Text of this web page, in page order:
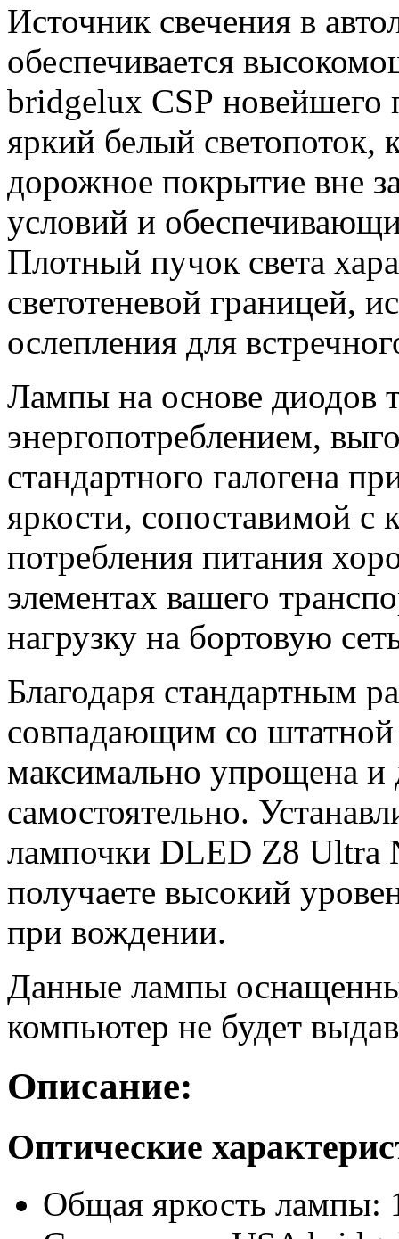
Источник свечения в
обеспечивается
bridgelux CSP
яркий белый
дорожное покрытие вне
условий и
Плотный пучок света
светотеневой границей,
ослепления для
Лампы на основе диодов
энергопотреблением,
стандартного галогена
яркости, сопоставимой
потребления питания
элементах вашего
нагрузку на бортовую
Благодаря стандартным
совпадающим со штатной
максимально упрощена и
самостоятельно.
лампочки DLED Z8 Ultra
получаете высокий
при вождении.
Данные лампы
компьютер не будет
Описание:
Оптические
Общая яркость лампы: